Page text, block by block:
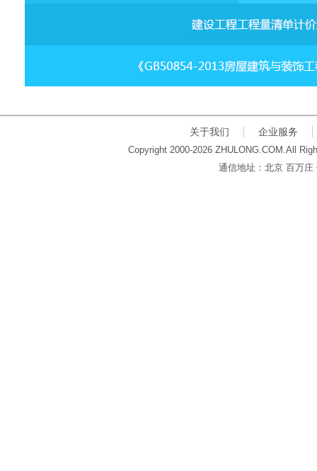
关于我们 企业服务
Copyright 2000-2026 ZHULONG.COM.All
通信地址：北京 百万